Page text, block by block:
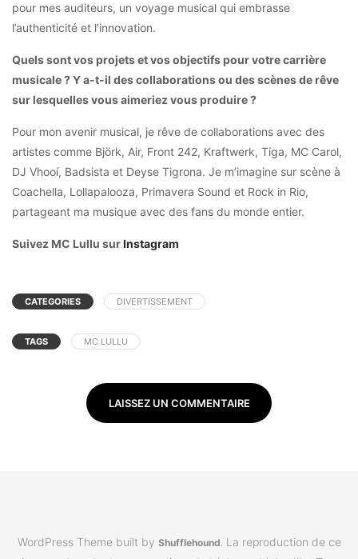
pour mes auditeurs, un voyage musical qui embrasse
l’authenticité et l’innovation.
Quels sont vos projets et vos objectifs pour votre carrière
musicale ? Y a-t-il des collaborations ou des scènes de rêve
sur lesquelles vous aimeriez vous produire ?
Pour mon avenir musical, je rêve de collaborations avec des
artistes comme Björk, Air, Front 242, Kraftwerk, Tiga, MC Carol,
DJ Vhooí, Badsista et Deyse Tigrona. Je m’imagine sur scène à
Coachella, Lollapalooza, Primavera Sound et Rock in Rio,
partageant ma musique avec des fans du monde entier.
Suivez MC Lullu surInstagram
CATEGORIES DIVERTISSEMENT
TAGS MC LULLU
LAISSEZ UN COMMENTAIRE
WordPress Theme built by Shufflehound. La reproduction de ce